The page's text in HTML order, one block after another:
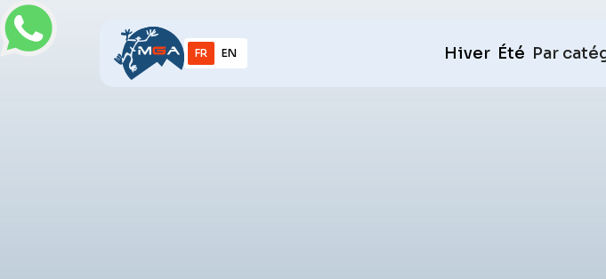
FR EN Hiver Été Par